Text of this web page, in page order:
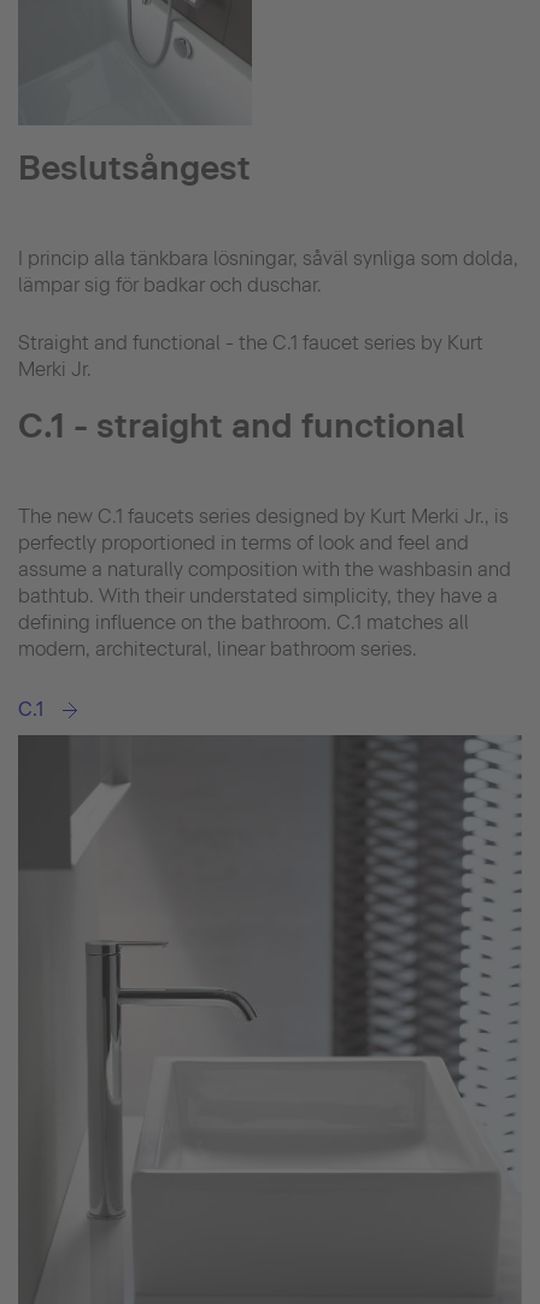
Beslutsångest
I princip alla tänkbara lösningar, såväl synliga som dolda,
lämpar sig för badkar och duschar.
Straight and functional - the C.1 faucet series by Kurt
Merki Jr.
C.1 - straight and functional
The new C.1 faucets series designed by Kurt Merki Jr., is
perfectly proportioned in terms of look and feel and
assume a naturally composition with the washbasin and
bathtub. With their understated simplicity, they have a
defining influence on the bathroom. C.1 matches all
modern, architectural, linear bathroom series.
C.1